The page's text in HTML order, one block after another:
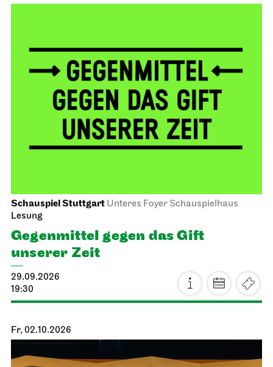
Schauspiel Stuttgart Unteres Foyer Schauspielhaus
Lesung
Gegen­mittel gegen das Gift
unserer Zeit
29.09.2026
19:30
Fr, 02.10.2026